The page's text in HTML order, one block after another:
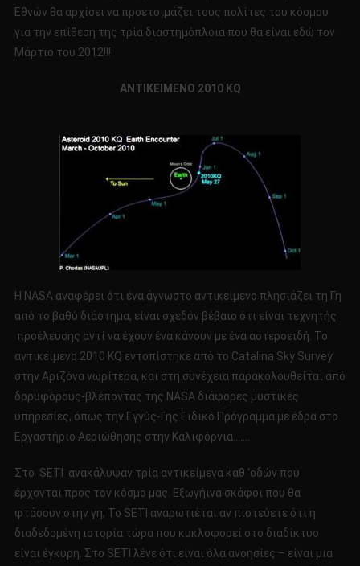
Εθνών θα αρχίσει να προετοιμάζει τους πολίτες του κόσμου
για την επίθεση της τρία διαστημόπλοια που θα είναι εδώ τον
Μάρτιο του 2012!!!
ΑΝΤΙΚΕΙΜΕΝΟ 2010 KQ
Η NASA αναφέρει ότι ένα άγνωστο αντικείμενο πλησιάζει τη Γη
από το βαθύ διάστημα, είναι σχεδόν βέβαιο ότι είναι τεχνητής
προέλευσης αντί να έχουν ένα κάνουν με ένα αστεροειδή. Το
αντικείμενο 2010 KQ εντοπίστηκε από το Catalina Sky Survey
στην Αριζόνα νωρίτερα, και στη συνέχεια παρακολουθείται από
δορυφόρους-βλέποντας της NASA διάφορες μυστικές
υπηρεσίες, όπως την Εγγύς-Γης Ειδικό Πρόγραμμα με έδρα στο
Εργαστήριο Αεριώθησης στην Καλιφόρνια…….
Στο SETI ανακάλυψαν τρία αντικείμενα καθ ‘οδών που
έρχονται προς τον κόσμο μας. Εξωγήινα σκάφοι που θα
φτάσουν στην γη; Το SETI αναρωτιέται αν πιστεύετε ότι η
διαδεδομένη ιστορία τώρα που κυκλοφορεί στο διαδίκτυο
είναι έγκυρη. Στο SETI λένε ότι είναι όλα ανοησίες – είναι μια